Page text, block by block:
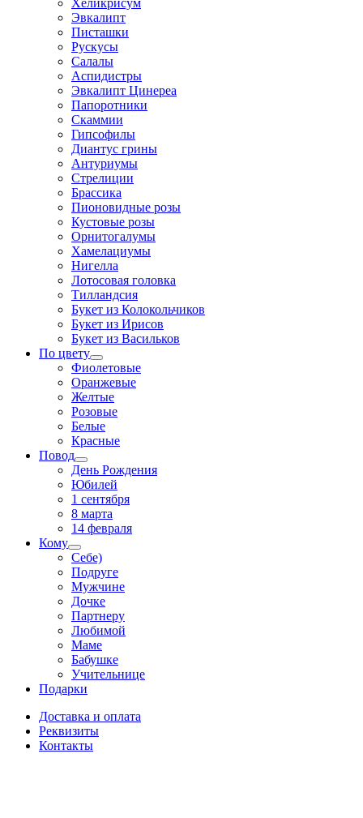
Хеликрисум
Эвкалипт
Писташки
Рускусы
Салалы
Аспидистры
Эвкалипт Цинереа
Папоротники
Скаммии
Гипсофилы
Диантус грины
Антуриумы
Стрелиции
Брассика
Пионовидные розы
Кустовые розы
Орнитогалумы
Хамелациумы
Нигелла
Лотосовая головка
Тилландсия
Букет из Колокольчиков
Букет из Ирисов
Букет из Васильков
По цвету
Фиолетовые
Оранжевые
Желтые
Розовые
Белые
Красные
Повод
День Рождения
Юбилей
1 сентября
8 марта
14 февраля
Кому
Себе)
Подруге
Мужчине
Дочке
Партнеру
Любимой
Маме
Бабушке
Учительнице
Подарки
Доставка и оплата
Реквизиты
Контакты